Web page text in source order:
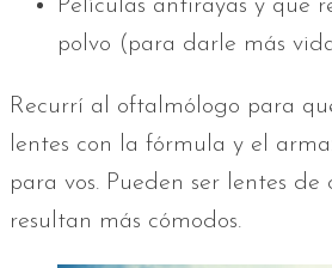
Películas antirayas y que
polvo (para darle más
Recurrí al oftalmólogo para
lentes con la fórmula y el
para vos. Pueden ser lentes de
resultan más cómodos.